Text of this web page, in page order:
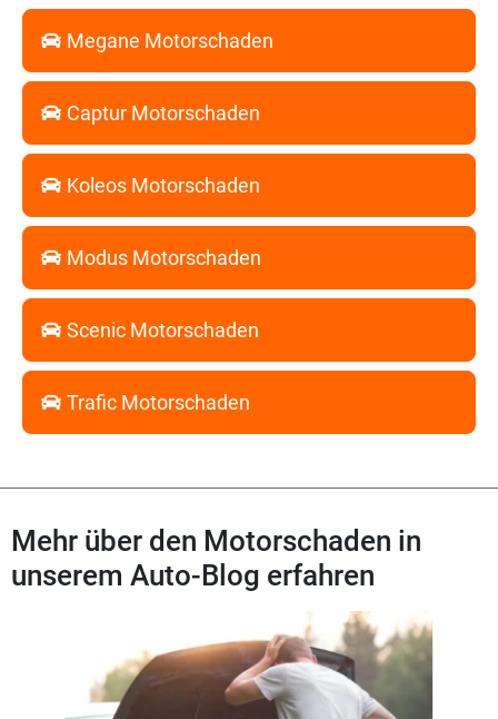
Megane Motorschaden
Captur Motorschaden
Koleos Motorschaden
Modus Motorschaden
Scenic Motorschaden
Trafic Motorschaden
Mehr über den Motorschaden in
unserem Auto-Blog erfahren